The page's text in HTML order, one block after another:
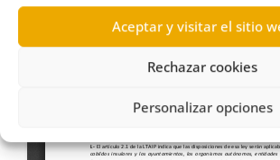
Aceptar y visitar el sitio
Rechazar cookies
Personalizar opciones